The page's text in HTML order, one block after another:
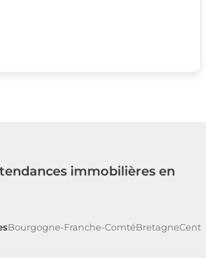
immobilières en
Bourgogne-Franche-ComtéBretagne